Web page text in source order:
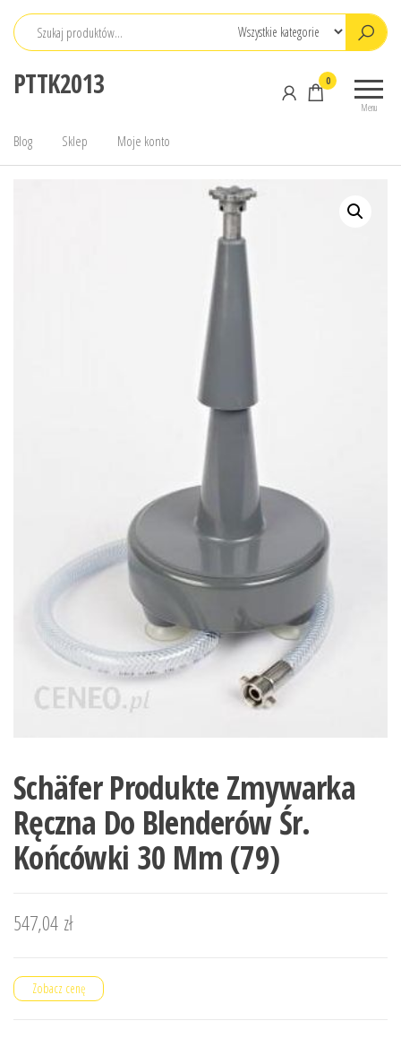
Przejdź
PTTK2013
Menu
0
Blog Sklep Moje konto
Schäfer Produkte Zmywarka
Ręczna Do Blenderów Śr.
Końcówki 30 Mm (79)
547,04 zł
Zobacz cenę